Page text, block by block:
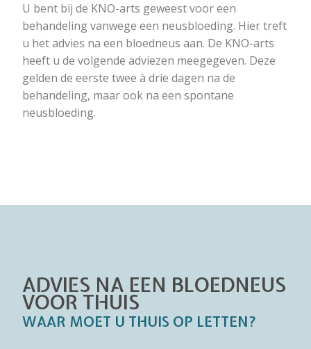
U bent bij de KNO-arts geweest voor een
behandeling vanwege een neusbloeding. Hier treft
u het advies na een bloedneus aan. De KNO-arts
heeft u de volgende adviezen meegegeven. Deze
gelden de eerste twee à drie dagen na de
behandeling, maar ook na een spontane
neusbloeding.
ADVIES NA EEN BLOEDNEUS
VOOR THUIS
WAAR MOET U THUIS OP LETTEN?